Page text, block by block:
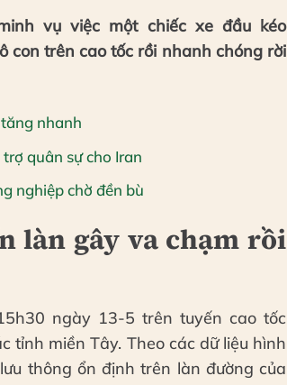
vụ việc một chiếc xe đầu kéo
con trên cao tốc rồi nhanh chóng rời
nhanh
quân sự cho Iran
nghiệp chờ đền bù
làn gây va chạm rồi
ngày 13-5 trên tuyến cao tốc
tỉnh miền Tây. Theo các dữ liệu hình
thông ổn định trên làn đường của